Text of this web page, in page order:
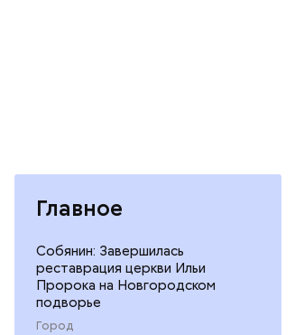
Главное
Собянин: Завершилась
реставрация церкви Ильи
Пророка на Новгородском
подворье
Город